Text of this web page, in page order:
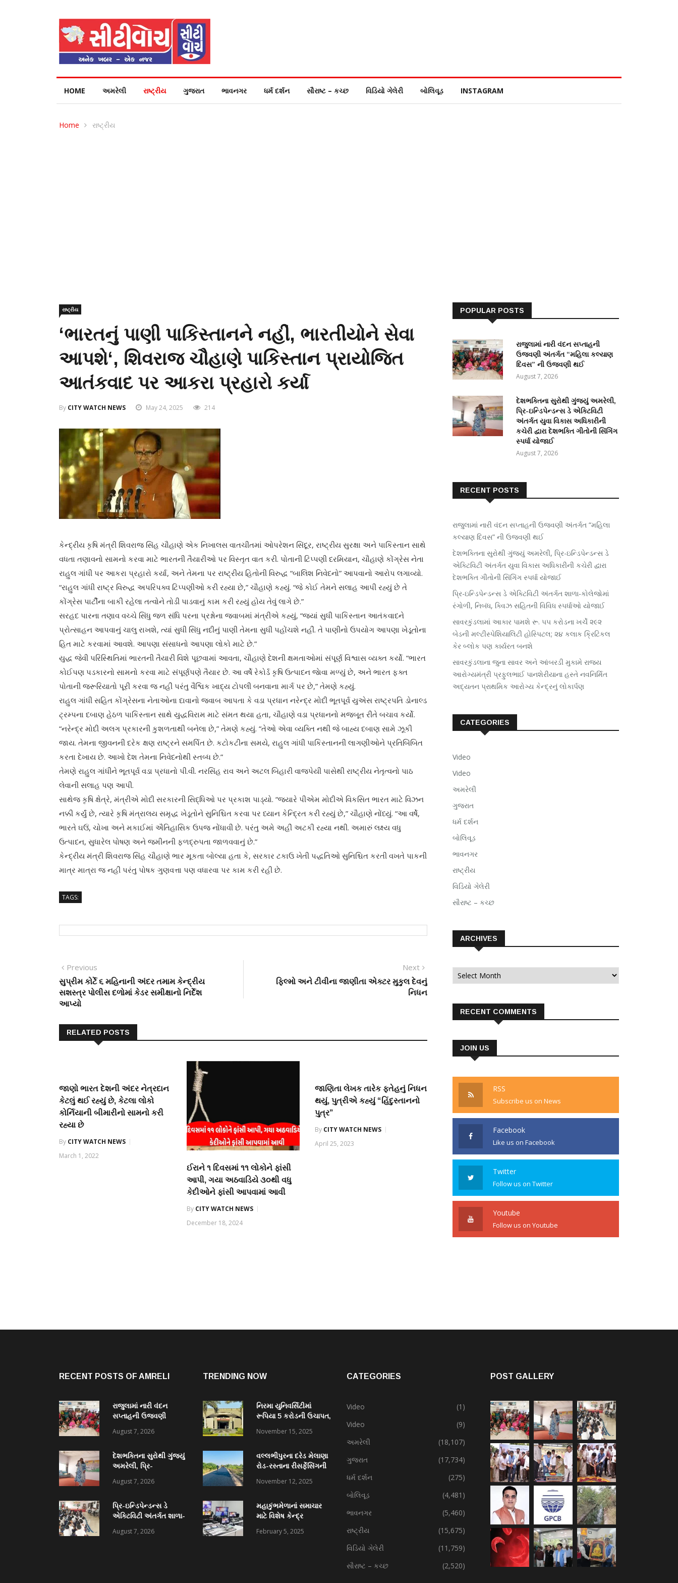
HOME અમરેલી રાષ્ટ્રીય ગુજરાત ભાવનગર ધર્મ દર્શન સૌરાષ્ટ – કચ્છ વિડિયો ગેલેરી બોલિવૂડ INSTAGRAM
Home રાષ્ટ્રીય
રાષ્ટ્રીય
‘ભારતનું પાણી પાકિસ્તાનને નહીં, ભારતીયોને સેવા
આપશે‘, શિવરાજ ચૌહાણે પાકિસ્તાન પ્રાયોજિત
આતંકવાદ પર આકરા પ્રહારો કર્યા
By CITY WATCH NEWS May 24, 2025 214
કેન્દ્રીય કૃષિ મંત્રી શિવરાજ સિંહ ચૌહાણે એક નિખાલસ વાતચીતમાં ઓપરેશન સિંદૂર, રાષ્ટ્રીય સુરક્ષા અને પાકિસ્તાન સાથે
વધતા તણાવનો સામનો કરવા માટે ભારતની તૈયારીઓ પર વિસ્તૃત વાત કરી. પોતાની ટિપ્પણી દરમિયાન, ચૌહાણે કોંગ્રેસ નેતા
રાહુલ ગાંધી પર આકરા પ્રહારો કર્યા, અને તેમના પર રાષ્ટ્રીય હિતોની વિરુદ્ધ “બાલિશ નિવેદનો” આપવાનો આરોપ લગાવ્યો.
“રાહુલ ગાંધી રાષ્ટ્ર વિરુદ્ધ અપરિપક્વ ટિપ્પણીઓ કરી રહ્યા છે,” ચૌહાણે કહ્યું. “જે કોઈ તેમને સલાહ આપી રહ્યું છે તે
કોંગ્રેસ પાર્ટીના બાકી રહેલા તત્વોને તોડી પાડવાનું કામ કરી રહ્યું હોય તેવું લાગે છે.”
સરહદ પારના તણાવ વચ્ચે સિંધુ જળ સંધિ પરના પ્રશ્નોના જવાબમાં મંત્રીએ કહ્યું, “જ્યાં સુધી પાકિસ્તાન આતંકવાદને
પ્રોત્સાહન આપવાનું ચાલુ રાખશે, ત્યાં સુધી સિંધુ નદીનું પાણી તેમના સુધી પહોંચશે નહીં. તે પાણીનો ઉપયોગ આપણા ખેડૂતોના
હિત માટે કરવામાં આવશે. આપણા સંસાધનો આપણા લોકો માટે છે.”
યુદ્ધ જેવી પરિસ્થિતિમાં ભારતની તૈયારી વિશે પૂછવામાં આવતા, ચૌહાણે દેશની ક્ષમતાઓમાં સંપૂર્ણ વિશ્વાસ વ્યક્ત કર્યો. “ભારત
કોઈપણ પડકારનો સામનો કરવા માટે સંપૂર્ણપણે તૈયાર છે. આ વર્ષે રેકોર્ડ કૃષિ ઉત્પાદન જાેવા મળ્યું છે, અને ભારત ફક્ત
પોતાની જરૂરિયાતો પૂરી કરવા જ નહીં પરંતુ વૈશ્વિક ખાદ્ય ટોપલી બનવાના માર્ગ પર છે,” તેમણે કહ્યું.
રાહુલ ગાંધી સહિત કોંગ્રેસના નેતાઓના દાવાનો જવાબ આપતા કે વડા પ્રધાન નરેન્દ્ર મોદી ભૂતપૂર્વ યુએસ રાષ્ટ્રપતિ ડોનાલ્ડ
ટ્રમ્પના દબાણ હેઠળ પાકિસ્તાન સાથે યુદ્ધવિરામ માટે સંમત થયા હતા, ચૌહાણે વડા પ્રધાનનો મજબૂત રીતે બચાવ કર્યો.
“નરેન્દ્ર મોદી અલગ પ્રકારની કુશળતાથી બનેલા છે,” તેમણે કહ્યું. “તેઓ એવા વ્યક્તિ નથી જે બાહ્ય દબાણ સામે ઝૂકી
જાય. તેમના જીવનની દરેક ક્ષણ રાષ્ટ્રને સમર્પિત છે. કટોકટીના સમયે, રાહુલ ગાંધી પાકિસ્તાનની લાગણીઓને પ્રતિબિંબિત
કરતા દેખાય છે. આખો દેશ તેમના નિવેદનોથી સ્તબ્ધ છે.”
તેમણે રાહુલ ગાંધીને ભૂતપૂર્વ વડા પ્રધાનો પી.વી. નરસિંહ રાવ અને અટલ બિહારી વાજપેયી પાસેથી રાષ્ટ્રીય નેતૃત્વનો પાઠ
લેવાની સલાહ પણ આપી.
સાથેજ કૃષિ ક્ષેત્રે, મંત્રીએ મોદી સરકારની સિદ્ધિઓ પર પ્રકાશ પાડ્યો. “જ્યારે પીએમ મોદીએ વિકસિત ભારત માટે વિઝન
નક્કી કર્યું છે, ત્યારે કૃષિ મંત્રાલય સમૃદ્ધ ખેડૂતોને સુનિશ્ચિત કરવા પર ધ્યાન કેન્દ્રિત કરી રહ્યું છે,” ચૌહાણે નોંધ્યું. “આ વર્ષે,
ભારતે ઘઉં, ચોખા અને મકાઈમાં ઐતિહાસિક ઉપજ નોંધાવી છે. પરંતુ અમે અહીં અટકી રહ્યા નથી. અમારું લક્ષ્ય વધુ
ઉત્પાદન, સુધારેલ પોષણ અને જમીનની ફળદ્રુપતા જાળવવાનું છે.”
કેન્દ્રીય મંત્રી શિવરાજ સિંહ ચૌહાણે ભાર મૂકતા બોલ્યા હતા કે, સરકાર ટકાઉ ખેતી પદ્ધતિઓ સુનિશ્ચિત કરતી વખતે પાકની
માત્ર માત્રા જ નહીં પરંતુ પોષક ગુણવત્તા પણ વધારવા પર કામ કરી રહી છે.
TAGS:
Post
navigation
Previous
post:
સુપ્રીમ કોર્ટે ૬ મહિનાની અંદર તમામ કેન્દ્રીય
સશસ્ત્ર પોલીસ દળોમાં કેડર સમીક્ષાનો નિર્દેશ
આપ્યો
Next
post:
ફિલ્મો અને ટીવીના જાણીતા એક્ટર મુકુલ દેવનું
નિધન
RELATED POSTS
જાણો ભારત દેશની અંદર નેત્રદાન
કેટલું થઈ રહ્યું છે, કેટલા લોકો
કોર્નિયાની બીમારીનો સામનો કરી
રહ્યા છે
By CITY WATCH NEWS
March 1, 2022
ઈરાને ૧ દિવસમાં ૧૧ લોકોને ફાંસી
આપી, ગયા અઠવાડિયે ૩૦થી વધુ
કેદીઓને ફાંસી આપવામાં આવી
By CITY WATCH NEWS
December 18, 2024
જાણિતા લેખક તારેક ફતેહનું નિધન
થયું, પુત્રીએ કહ્યું “હિંદુસ્તાનનો
પુત્ર”
By CITY WATCH NEWS
April 25, 2023
POPULAR POSTS
રાજુલામાં નારી વંદન સપ્તાહની
ઉજવણી અંતર્ગત “મહિલા કલ્યાણ
દિવસ” ની ઉજવણી થઈ
August 7, 2026
દેશભક્તિના સુરોથી ગુંજ્યું અમરેલી,
પ્રિ-ઇન્ડિપેન્ડન્સ ડે એક્ટિવિટી
અંતર્ગત યુવા વિકાસ અધિકારીની
કચેરી દ્વારા દેશભક્તિ ગીતોની સિંગિંગ
સ્પર્ધા યોજાઈ
August 7, 2026
RECENT POSTS
રાજુલામાં નારી વંદન સપ્તાહની ઉજવણી અંતર્ગત “મહિલા
કલ્યાણ દિવસ” ની ઉજવણી થઈ
દેશભક્તિના સુરોથી ગુંજ્યું અમરેલી, પ્રિ-ઇન્ડિપેન્ડન્સ ડે
એક્ટિવિટી અંતર્ગત યુવા વિકાસ અધિકારીની કચેરી દ્વારા
દેશભક્તિ ગીતોની સિંગિંગ સ્પર્ધા યોજાઈ
પ્રિ-ઇન્ડિપેન્ડન્સ ડે એક્ટિવિટી અંતર્ગત શાળા-કોલેજોમાં
રંગોળી, નિબંધ, ક્વિઝ સહિતની વિવિધ સ્પર્ધાઓ યોજાઈ
સાવરકુંડલામાં આકાર પામશે રૂ. ૫૫ કરોડના ખર્ચે ૨૯૨
બેડની મલ્ટીસ્પેશિયાલિટી હોસ્પિટલ; ૨૪ કલાક ક્રિટિકલ
કેર બ્લોક પણ કાર્યરત બનશે
સાવરકુંડલાના જુના સાવર અને આંબરડી મુકામે રાજ્ય
આરોગ્યમંત્રી પ્રફુલભાઈ પાનશેરીયાના હસ્તે નવનિર્મિત
અદ્યતન પ્રાથમિક આરોગ્ય કેન્દ્રનું લોકાર્પણ
CATEGORIES
Video
Video
અમરેલી
ગુજરાત
ધર્મ દર્શન
બોલિવૂડ
ભાવનગર
રાષ્ટ્રીય
વિડિયો ગેલેરી
સૌરાષ્ટ – કચ્છ
ARCHIVES
Archives
RECENT COMMENTS
JOIN US
RSS
Subscribe us on News
Facebook
Like us on Facebook
Twitter
Follow us on Twitter
Youtube
Follow us on Youtube
RECENT POSTS OF AMRELI
રાજુલામાં નારી વંદન
સપ્તાહની ઉજવણી
દિવસ” ની ઉજવણી થઈ
August 7, 2026
દેશભક્તિના સુરોથી ગુંજ્યું
અમરેલી, પ્રિ-
અંતર્ગત યુવા વિકાસ
દેશભક્તિ ગીતોની સિંગિંગ
સ્પર્ધા યોજાઈ
August 7, 2026
પ્રિ-ઇન્ડિપેન્ડન્સ ડે
એક્ટિવિટી અંતર્ગત શાળા-
રંગોળી, નિબંધ, ક્વિઝ
August 7, 2026
TRENDING NOW
નિરમા યુનિવર્સિટીમાં
રૂપિયા 5 કરોડની ઉચાપત,
ફરિયાદ
November 15, 2025
વલ્લભીપુરના દરેડ મેલાણા
રોડ-રસ્તાના રીસર્ફેસિંગની
November 12, 2025
મહાકુંભમેળાનાં સમાચાર
માટે વિશેષ કેન્દ્ર
February 5, 2025
CATEGORIES
Video
(1)
Video
(9)
અમરેલી
(18,107)
ગુજરાત
(17,734)
ધર્મ દર્શન
(275)
બોલિવૂડ
(4,481)
ભાવનગર
(5,460)
રાષ્ટ્રીય
(15,675)
વિડિયો ગેલેરી
(11,759)
સૌરાષ્ટ – કચ્છ
(2,520)
POST GALLERY